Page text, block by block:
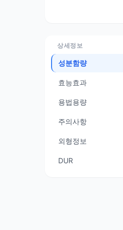
상세정보
성분함량
효능효과
용법용량
주의사항
외형정보
DUR